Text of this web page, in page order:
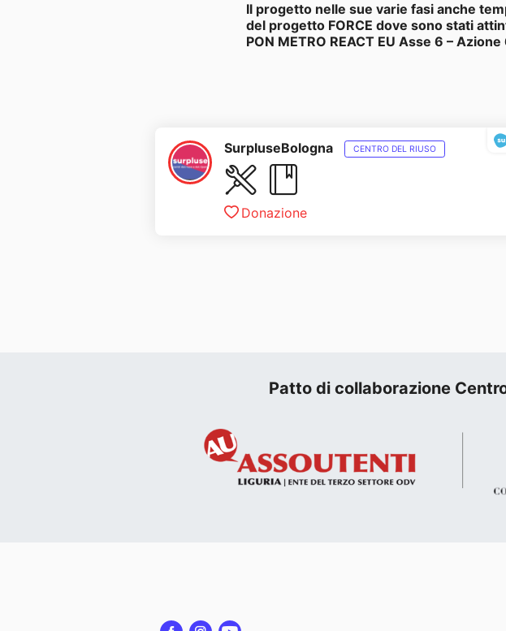
Il progetto nelle sue varie fasi anche
del progetto FORCE dove sono stati
PON METRO REACT EU Asse 6 –
SurpluseBologna CENTRO DEL RIUSO
Laboratori
Donazione
Patto di collaborazione